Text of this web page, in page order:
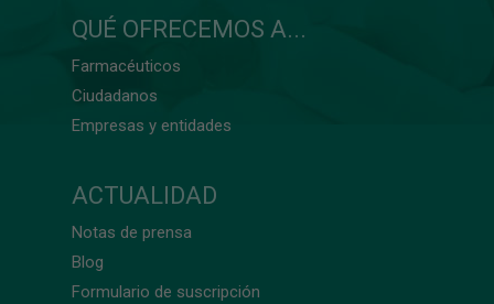
QUÉ OFRECEMOS A...
Farmacéuticos
Ciudadanos
Empresas y entidades
ACTUALIDAD
Notas de prensa
Blog
Formulario de suscripción